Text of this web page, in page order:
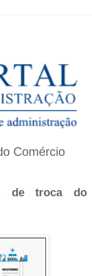
Comércio
de troca do